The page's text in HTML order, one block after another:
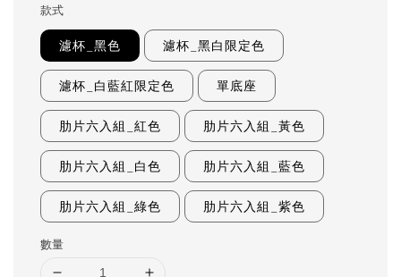
款式
濾杯_黑色 濾杯_黑白限定色
濾杯_白藍紅限定色 單底座
肋片六入組_紅色 肋片六入組_黃色
肋片六入組_白色 肋片六入組_藍色
肋片六入組_綠色 肋片六入組_紫色
數量